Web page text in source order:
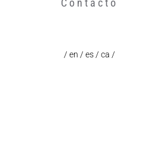
/ en / es / ca /